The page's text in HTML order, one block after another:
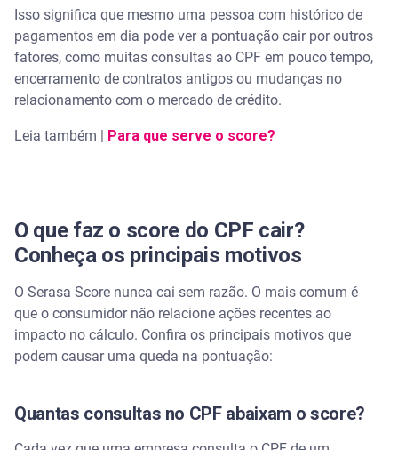
Isso significa que mesmo uma pessoa com histórico de
pagamentos em dia pode ver a pontuação cair por outros
fatores, como muitas consultas ao CPF em pouco tempo,
encerramento de contratos antigos ou mudanças no
relacionamento com o mercado de crédito.
Leia também | Para que serve o score?
O que faz o score do CPF cair?
Conheça os principais motivos
O Serasa Score nunca cai sem razão. O mais comum é
que o consumidor não relacione ações recentes ao
impacto no cálculo. Confira os principais motivos que
podem causar uma queda na pontuação:
Quantas consultas no CPF abaixam o score?